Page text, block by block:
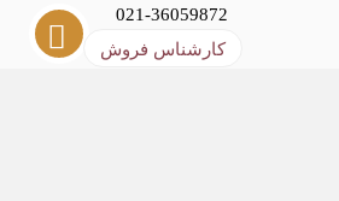
021-36059872
کارشناس فروش